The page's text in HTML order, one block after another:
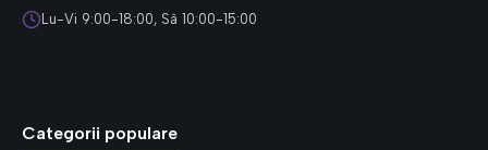
Lu-Vi 9:00-18:00, Sâ 10:00-15:00
Categorii populare